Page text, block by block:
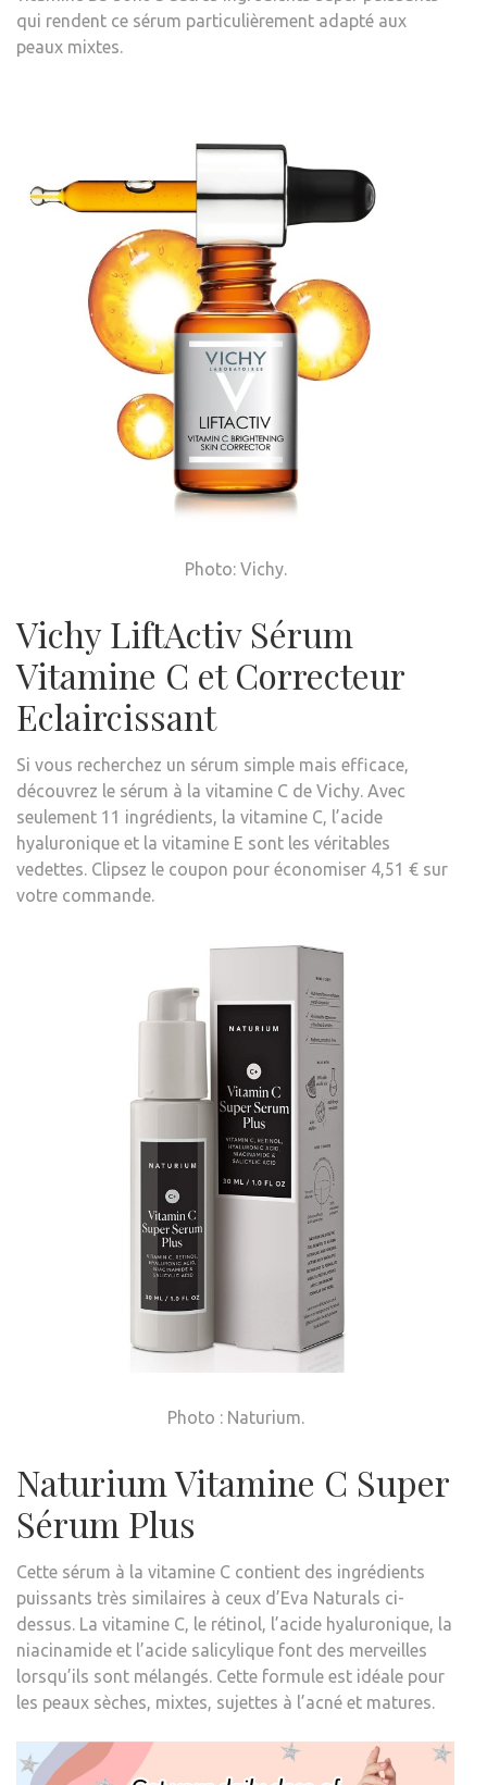
qui rendent ce sérum particulièrement adapté aux
peaux mixtes.
Photo: Vichy.
Vichy LiftActiv Sérum
Vitamine C et Correcteur
Eclaircissant
Si vous recherchez un sérum simple mais efficace,
découvrez le sérum à la vitamine C de Vichy. Avec
seulement 11 ingrédients, la vitamine C, l’acide
hyaluronique et la vitamine E sont les véritables
vedettes. Clipsez le coupon pour économiser 4,51 € sur
votre commande.
Photo : Naturium.
Naturium Vitamine C Super
Sérum Plus
Cette sérum à la vitamine C contient des ingrédients
puissants très similaires à ceux d’Eva Naturals ci-
dessus. La vitamine C, le rétinol, l’acide hyaluronique, la
niacinamide et l’acide salicylique font des merveilles
lorsqu’ils sont mélangés. Cette formule est idéale pour
les peaux sèches, mixtes, sujettes à l’acné et matures.